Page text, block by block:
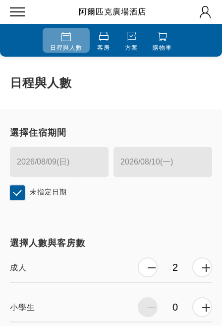
阿爾匹克廣場酒店
日程與人數 客房 方案 購物車
日程與人數
選擇住宿期間
未指定日期
選擇人數與客房數
成人
小學生